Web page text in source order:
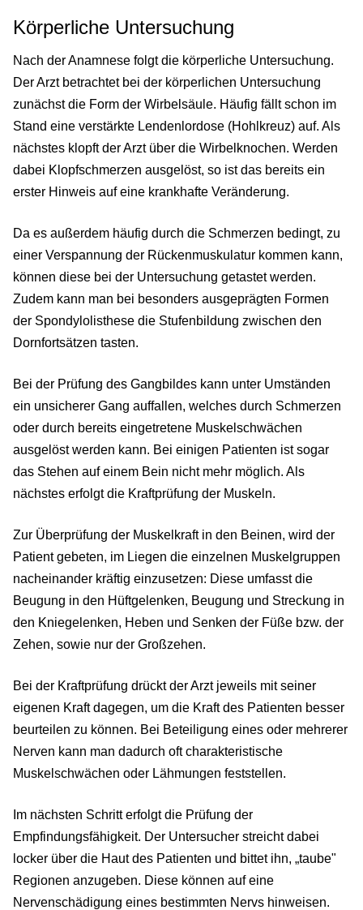
Körperliche Untersuchung
Nach der Anamnese folgt die körperliche Untersuchung.
Der Arzt betrachtet bei der körperlichen Untersuchung
zunächst die Form der Wirbelsäule. Häufig fällt schon im
Stand eine verstärkte Lendenlordose (Hohlkreuz) auf. Als
nächstes klopft der Arzt über die Wirbelknochen. Werden
dabei Klopfschmerzen ausgelöst, so ist das bereits ein
erster Hinweis auf eine krankhafte Veränderung.
Da es außerdem häufig durch die Schmerzen bedingt, zu
einer Verspannung der Rückenmuskulatur kommen kann,
können diese bei der Untersuchung getastet werden.
Zudem kann man bei besonders ausgeprägten Formen
der Spondylolisthese die Stufenbildung zwischen den
Dornfortsätzen tasten.
Bei der Prüfung des Gangbildes kann unter Umständen
ein unsicherer Gang auffallen, welches durch Schmerzen
oder durch bereits eingetretene Muskelschwächen
ausgelöst werden kann. Bei einigen Patienten ist sogar
das Stehen auf einem Bein nicht mehr möglich. Als
nächstes erfolgt die Kraftprüfung der Muskeln.
Zur Überprüfung der Muskelkraft in den Beinen, wird der
Patient gebeten, im Liegen die einzelnen Muskelgruppen
nacheinander kräftig einzusetzen: Diese umfasst die
Beugung in den Hüftgelenken, Beugung und Streckung in
den Kniegelenken, Heben und Senken der Füße bzw. der
Zehen, sowie nur der Großzehen.
Bei der Kraftprüfung drückt der Arzt jeweils mit seiner
eigenen Kraft dagegen, um die Kraft des Patienten besser
beurteilen zu können. Bei Beteiligung eines oder mehrerer
Nerven kann man dadurch oft charakteristische
Muskelschwächen oder Lähmungen feststellen.
Im nächsten Schritt erfolgt die Prüfung der
Empfindungsfähigkeit. Der Untersucher streicht dabei
locker über die Haut des Patienten und bittet ihn, „taube"
Regionen anzugeben. Diese können auf eine
Nervenschädigung eines bestimmten Nervs hinweisen.